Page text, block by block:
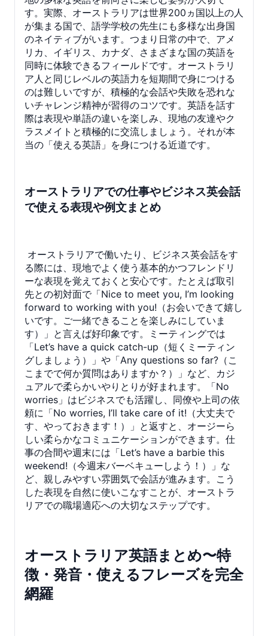
す。実際、オーストラリアは世界200ヵ国以上の人
が集まる国で、語学学校の先生にも多様な出身国
のネイティブがいます。つまり日常の中で、アメ
リカ、イギリス、カナダ、さまざまな国の英語を
同時に体験できるフィールドです。オーストラリ
ア人と同じレベルの英語力を短期間で身につける
のは難しいですが、積極的な会話や失敗を恐れな
いチャレンジ精神が習得のコツです。英語を話す
際は表現や単語の違いを楽しみ、現地の友達やク
ラスメイトと積極的に交流しましょう。それが本
当の「使える英語」を身につける近道です。
オーストラリアでの仕事やビジネス英会話
で使える表現や例文まとめ
オーストラリアで働いたり、ビジネス英会話をす
る際には、現地でよく使う基本的かつフレンドリ
ーな表現を覚えておくと安心です。たとえば取引
先との初対面で「Nice to meet you, I’m looking
forward to working with you!（お会いできて嬉し
いです。ご一緒できることを楽しみにしていま
す）」と言えば好印象です。ミーティングでは
「Let’s have a quick catch-up（短くミーティン
グしましょう）」や「Any questions so far?（こ
こまでで何か質問はありますか？）」など、カジ
ュアルで柔らかいやりとりが好まれます。「No
worries」はビジネスでも活躍し、同僚や上司の依
頼に「No worries, I’ll take care of it!（大丈夫で
す、やっておきます！）」と返すと、オージーら
しい柔らかなコミュニケーションができます。仕
事の合間や週末には「Let’s have a barbie this
weekend!（今週末バーベキューしよう！）」な
ど、親しみやすい雰囲気で会話が進みます。こう
した表現を自然に使いこなすことが、オーストラ
リアでの職場適応への大切なステップです。
オーストラリア英語まとめ〜特
徴・発音・使えるフレーズを完全
網羅